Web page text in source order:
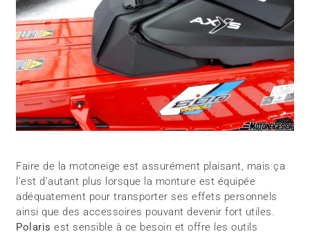
Faire de la motoneige est assurément plaisant, mais ça
l’est d’autant plus lorsque la monture est équipée
adéquatement pour transporter ses effets personnels
ainsi que des accessoires pouvant devenir fort utiles.
Polarisest sensible à ce besoin et offre les outils